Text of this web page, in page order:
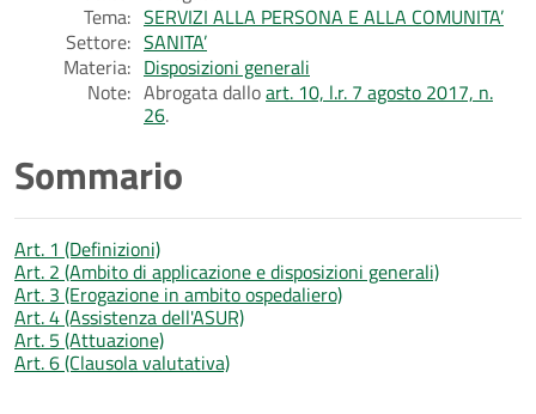
Tema: SERVIZI ALLA PERSONA E ALLA COMUNITA’
Settore: SANITA’
Materia: Disposizioni generali
Note: Abrogata dalloart. 10, l.r. 7 agosto 2017, n.
26.
Sommario
Art. 1 (Definizioni)
Art. 2 (Ambito di applicazione e disposizioni generali)
Art. 3 (Erogazione in ambito ospedaliero)
Art. 4 (Assistenza dell'ASUR)
Art. 5 (Attuazione)
Art. 6 (Clausola valutativa)